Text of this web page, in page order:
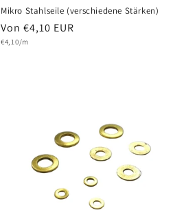
Mikro Stahlseile (verschiedene Stärken)
Normaler
Preis
Von €4,10 EUR
Grundpreis
€4,10/m